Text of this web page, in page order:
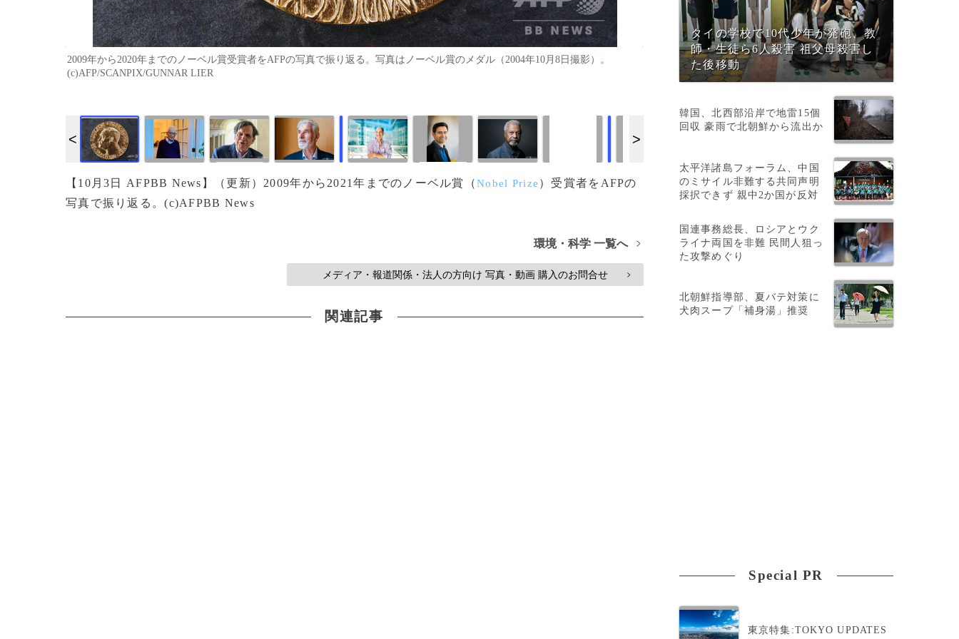
2009年から2020年までのノーベル賞受賞者をAFPの写真で振り返る。写真はノーベル賞のメダル（2004年10月8日撮影）。
(c)AFP/SCANPIX/GUNNAR LIER
画像作成中 画像作成中 画像作成中 画像作成中
【10月3日 AFPBB News】（更新）2009年から2021年までのノーベル賞（Nobel Prize ）受賞者をAFPの
写真で振り返る。(c)AFPBB News
環境・科学 一覧へ >
メディア・報道関係・法人の方向け 写真・動画 購入のお問合せ >
関連記事
タイの学校で10代少年が発砲、教
師・生徒ら6人殺害 祖父母殺害し
た後移動
韓国、北西部沿岸で地雷15個
回収 豪雨で北朝鮮から流出か
太平洋諸島フォーラム、中国
のミサイル非難する共同声明
採択できず 親中2か国が反対
国連事務総長、ロシアとウク
ライナ両国を非難 民間人狙っ
た攻撃めぐり
北朝鮮指導部、夏バテ対策に
犬肉スープ「補身湯」推奨
Special PR
東京特集:TOKYO UPDATES